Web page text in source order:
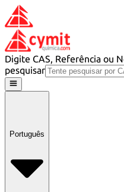
Digite CAS, Referência ou
pesquisar
Português